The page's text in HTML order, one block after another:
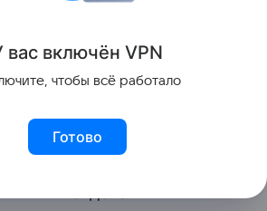
Fersol Андрей
графиком
специалист,
или отдела.
вас включён VPN
чтобы всё работало
Готово